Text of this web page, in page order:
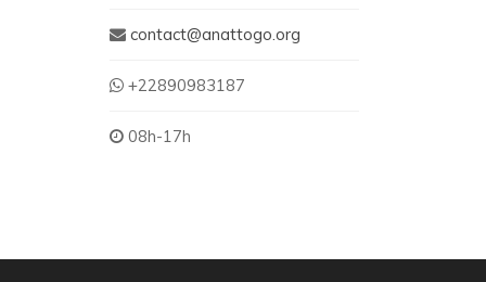
contact@anattogo.org
+22890983187
08h-17h